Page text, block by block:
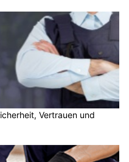
Vertrauen und